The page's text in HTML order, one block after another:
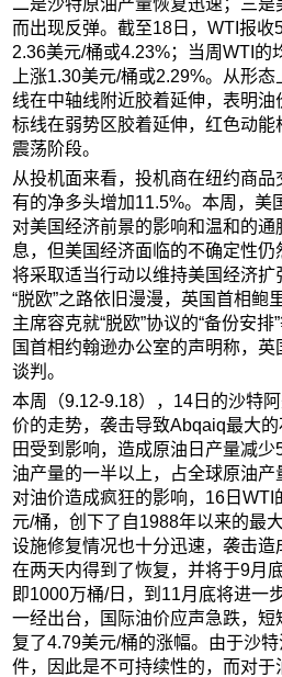
二是沙特原油产量恢复迅速；三
而出现反弹。截至18日，WTI报收
2.36美元/桶或4.23%；当周WTI的
上涨1.30美元/桶或2.29%。从形
线在中轴线附近胶着延伸，表明
标线在弱势区胶着延伸，红色动
震荡阶段。
从投机面来看，投机商在纽约商
有的净多头增加11.5%。本周，美
对美国经济前景的影响和温和的
息，但美国经济面临的不确定性
将采取适当行动以维持美国经济
“脱欧”之路依旧漫漫，英国首相鲍
主席容克就“脱欧”协议的“备份安
国首相约翰逊办公室的声明称，
谈判。
本周（9.12-9.18），14日的沙特
价的走势，袭击导致Abqaiq最大
田受到影响，造成原油日产量减
油产量的一半以上，占全球原油
对油价造成疯狂的影响，16日
元/桶，创下了自1988年以来的最
设施修复情况也十分迅速，袭击
在两天内得到了恢复，并将于9月
即1000万桶/日，到11月底将进一
一经出台，国际油价应声急跌，
复了4.79美元/桶的涨幅。由于沙
件，因此是不可持续性的，而对